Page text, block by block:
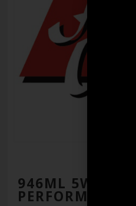
946ML 5W20 GF5
PERFORMANCE